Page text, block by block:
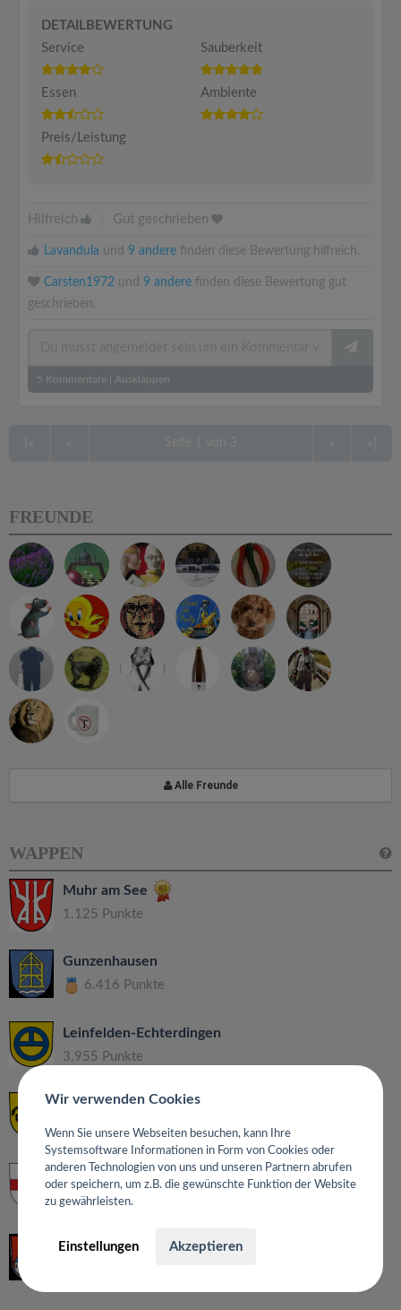
DETAILBEWERTUNG
Service
Sauberkeit
Essen Ambiente
Preis/Leistung
Hilfreich Gut geschrieben
Lavandula und 9 andere finden diese Bewertung hilfreich.
Carsten1972 und 9 andere finden diese Bewertung gut
geschrieben.
5 Kommentare Ausklappen
FREUNDE
Alle Freunde
WAPPEN
Muhr am See
1.125 Punkte
Gunzenhausen
6.416 Punkte
Leinfelden-Echterdingen
3.955 Punkte
Stuttgart
2.696 Punkte
Freiburg im Breisgau
1.345 Punkte
Spalt
Wir verwenden Cookies
Wenn Sie unsere Webseiten besuchen, kann Ihre
Systemsoftware Informationen in Form von Cookies oder
anderen Technologien von uns und unseren Partnern abrufen
oder speichern, um z.B. die gewünschte Funktion der Website
zu gewährleisten.
Einstellungen Akzeptieren